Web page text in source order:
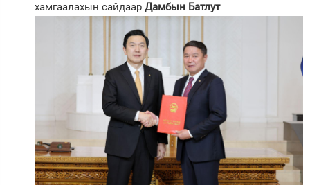
хамгаалахын сайдаар Дамбын Батлут